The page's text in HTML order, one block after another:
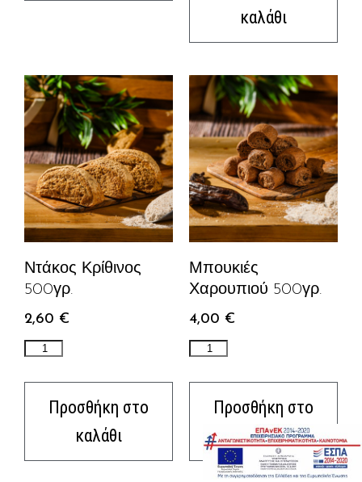
καλάθι
Ντάκος Κρίθινος
500γρ.
2,60 €
Προσθήκη στο
καλάθι
Μπουκιές
Χαρουπιού 500γρ.
4,00 €
Προσθήκη στο
καλάθι